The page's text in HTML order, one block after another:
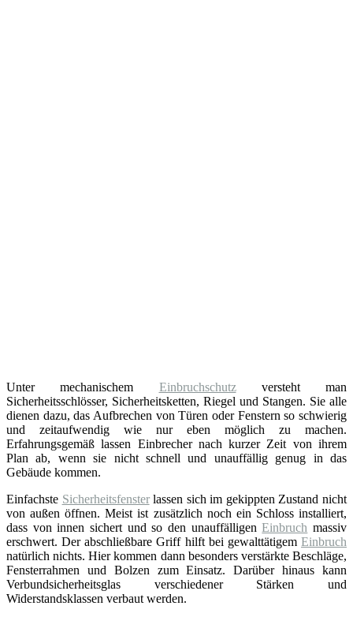
Unter mechanischem Einbruchschutzversteht man
Sicherheitsschlösser, Sicherheitsketten, Riegel und Stangen. Sie alle
dienen dazu, das Aufbrechen von Türen oder Fenstern so schwierig
und zeitaufwendig wie nur eben möglich zu machen.
Erfahrungsgemäß lassen Einbrecher nach kurzer Zeit von ihrem
Plan ab, wenn sie nicht schnell und unauffällig genug in das
Gebäude kommen.
Einfachste Sicherheitsfensterlassen sich im gekippten Zustand nicht
von außen öffnen. Meist ist zusätzlich noch ein Schloss installiert,
dass von innen sichert und so den unauffälligenEinbruch massiv
erschwert. Der abschließbare Griff hilft bei gewalttätigem Einbruch
natürlich nichts. Hier kommen dann besonders verstärkte Beschläge,
Fensterrahmen und Bolzen zum Einsatz. Darüber hinaus kann
Verbundsicherheitsglas verschiedener Stärken und
Widerstandsklassen verbaut werden.